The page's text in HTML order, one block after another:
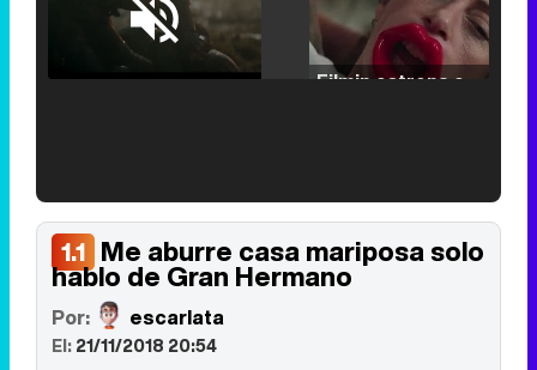
Unmute /
Loaded :
'120 Minutos' celebra sus 2.000 programas en Telemadrid con un vídeo del día a día en la redacción
1.1 Me aburre casa mariposa solo
hablo de Gran Hermano
Por: escarlata
El:21/11/2018 20:54